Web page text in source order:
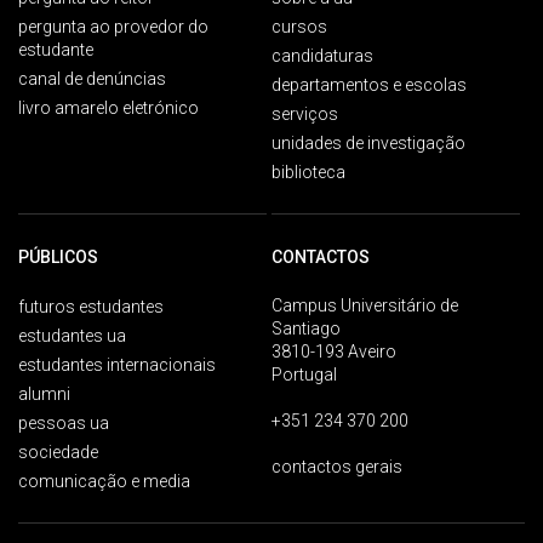
pergunta ao provedor do
estudante
canal de denúncias
livro amarelo eletrónico
cursos
candidaturas
departamentos e escolas
serviços
unidades de investigação
biblioteca
PÚBLICOS
futuros estudantes
estudantes ua
estudantes internacionais
alumni
pessoas ua
sociedade
comunicação e media
CONTACTOS
Campus Universitário de
Santiago
3810-193 Aveiro
Portugal
+351 234 370 200
contactos gerais